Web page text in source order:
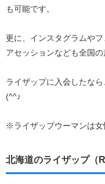
も可能です。
更に、インスタグラムや
アセッションなども全国の
ライザップに入会したな
(^^♪
※ライザップウーマンは女
北海道のライザップ（